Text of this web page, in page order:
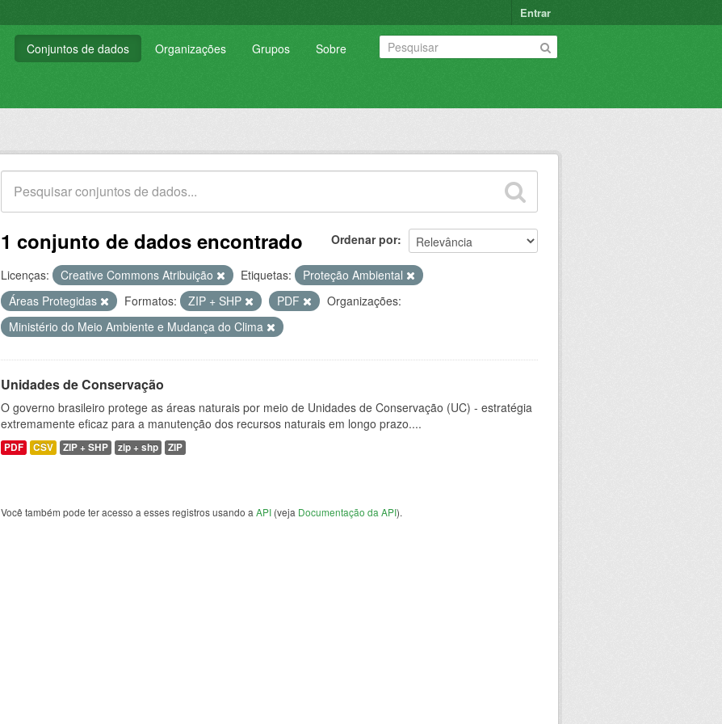
Entrar
Conjuntos de dados Organizações Grupos Sobre
Ordenar por
1 conjunto de dados encontrado
Licenças: Creative Commons Atribuição Etiquetas:
Proteção Ambiental
Áreas Protegidas
Formatos: ZIP + SHP PDF
Organizações:
Ministério do Meio Ambiente e Mudança do Clima
Unidades de Conservação
O governo brasileiro protege as áreas naturais por meio de Unidades de Conservação (UC) - estratégia
extremamente eficaz para a manutenção dos recursos naturais em longo prazo....
PDF CSV ZIP + SHP zip + shp ZIP
Você também pode ter acesso a esses registros usando a API (veja Documentação da API).